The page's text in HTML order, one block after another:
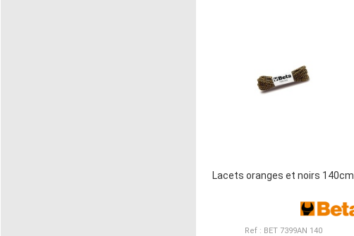
Lacets oranges et noirs 140cm
Ref : BET 7399AN 140